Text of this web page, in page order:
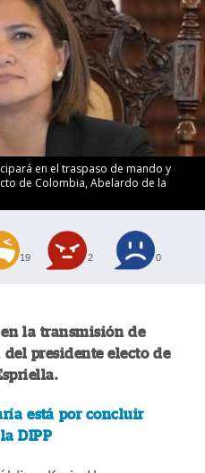
en el traspaso de mando y
de Colombia, Abelardo de la
19 2 0
la transmisión de
presidente electo de
está por concluir
DIPP